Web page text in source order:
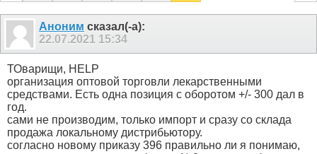
-10%
полгода
499 ₽
-15%
Отмена Оплатить
Аноним сказал(-а):
22.07.2021 15:34
ТОварищи, HELP
организация оптовой торговли лекарственными
средствами. Есть одна позиция с оборотом +/- 300 дал в
год.
сами не производим, только импорт и сразу со склада
продажа локальному дистрибьютору.
согласно новому приказу 396 правильно ли я понимаю,